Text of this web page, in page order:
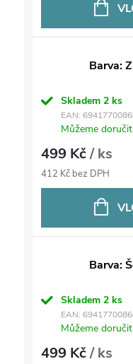
Barva:
Skladem 2 ks
EAN:
Můžeme
499 Kč/ ks
412 Kč bez DPH
Barva:
Skladem 2 ks
EAN:
Můžeme
499 Kč/ ks